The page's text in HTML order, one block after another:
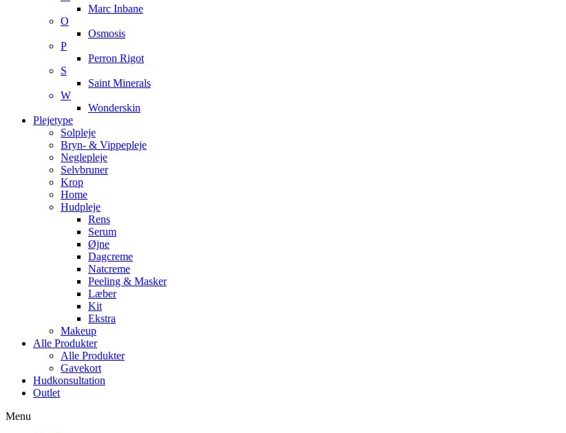
Marc Inbane
O
Osmosis
P
Perron Rigot
S
Saint Minerals
W
Wonderskin
Plejetype
Solpleje
Bryn- & Vippepleje
Neglepleje
Selvbruner
Krop
Home
Hudpleje
Rens
Serum
Øjne
Dagcreme
Natcreme
Peeling & Masker
Læber
Kit
Ekstra
Makeup
Alle Produkter
Alle Produkter
Gavekort
Hudkonsultation
Outlet
Menu